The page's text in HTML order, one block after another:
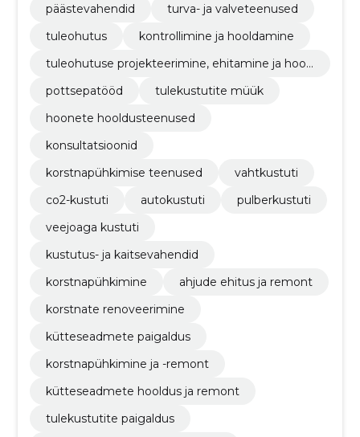
päästevahendid
turva- ja valveteenused
tuleohutus
kontrollimine ja hooldamine
tuleohutuse projekteerimine, ehitamine ja hool
pottsepatööd
tulekustutite müük
hoonete hooldusteenused
konsultatsioonid
korstnapühkimise teenused
vahtkustuti
co2-kustuti
autokustuti
pulberkustuti
veejoaga kustuti
kustutus- ja kaitsevahendid
korstnapühkimine
ahjude ehitus ja remont
korstnate renoveerimine
kütteseadmete paigaldus
korstnapühkimine ja -remont
kütteseadmete hooldus ja remont
tulekustutite paigaldus